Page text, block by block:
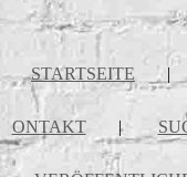
STARTSEITE |
ONTAKT |